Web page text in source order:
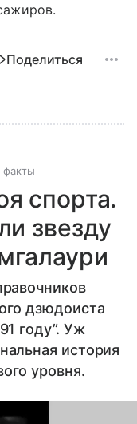
Поделиться
факты
спорта.
звезду
дзюдоиста
году”. Уж
история
уровня.